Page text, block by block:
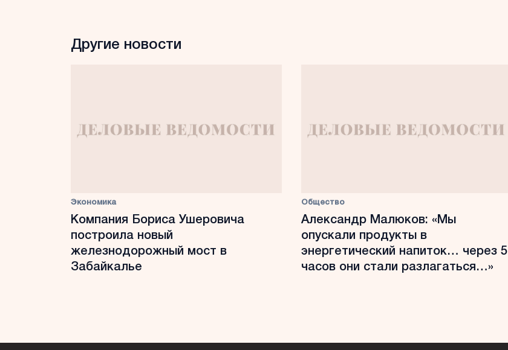
Другие новости
Экономика
Компания Бориса Ушеровича
построила новый
железнодорожный мост в
Забайкалье
Общество
Александр Малюков: «Мы
опускали продукты в
энергетический напиток… через 5
часов они стали разлагаться…»